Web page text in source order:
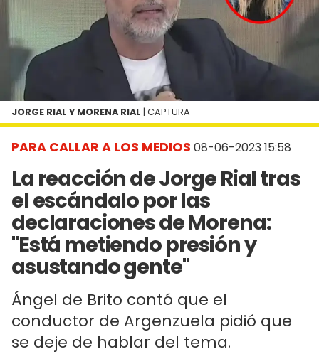
PARA CALLAR A LOS MEDIOS 08-06-2023 15:58
La reacción de Jorge Rial tras
el escándalo por las
declaraciones de Morena:
"Está metiendo presión y
asustando gente"
Ángel de Brito contó que el
conductor de Argenzuela pidió que
se deje de hablar del tema.
JORGE RIAL Y MORENA RIAL | CAPTURA